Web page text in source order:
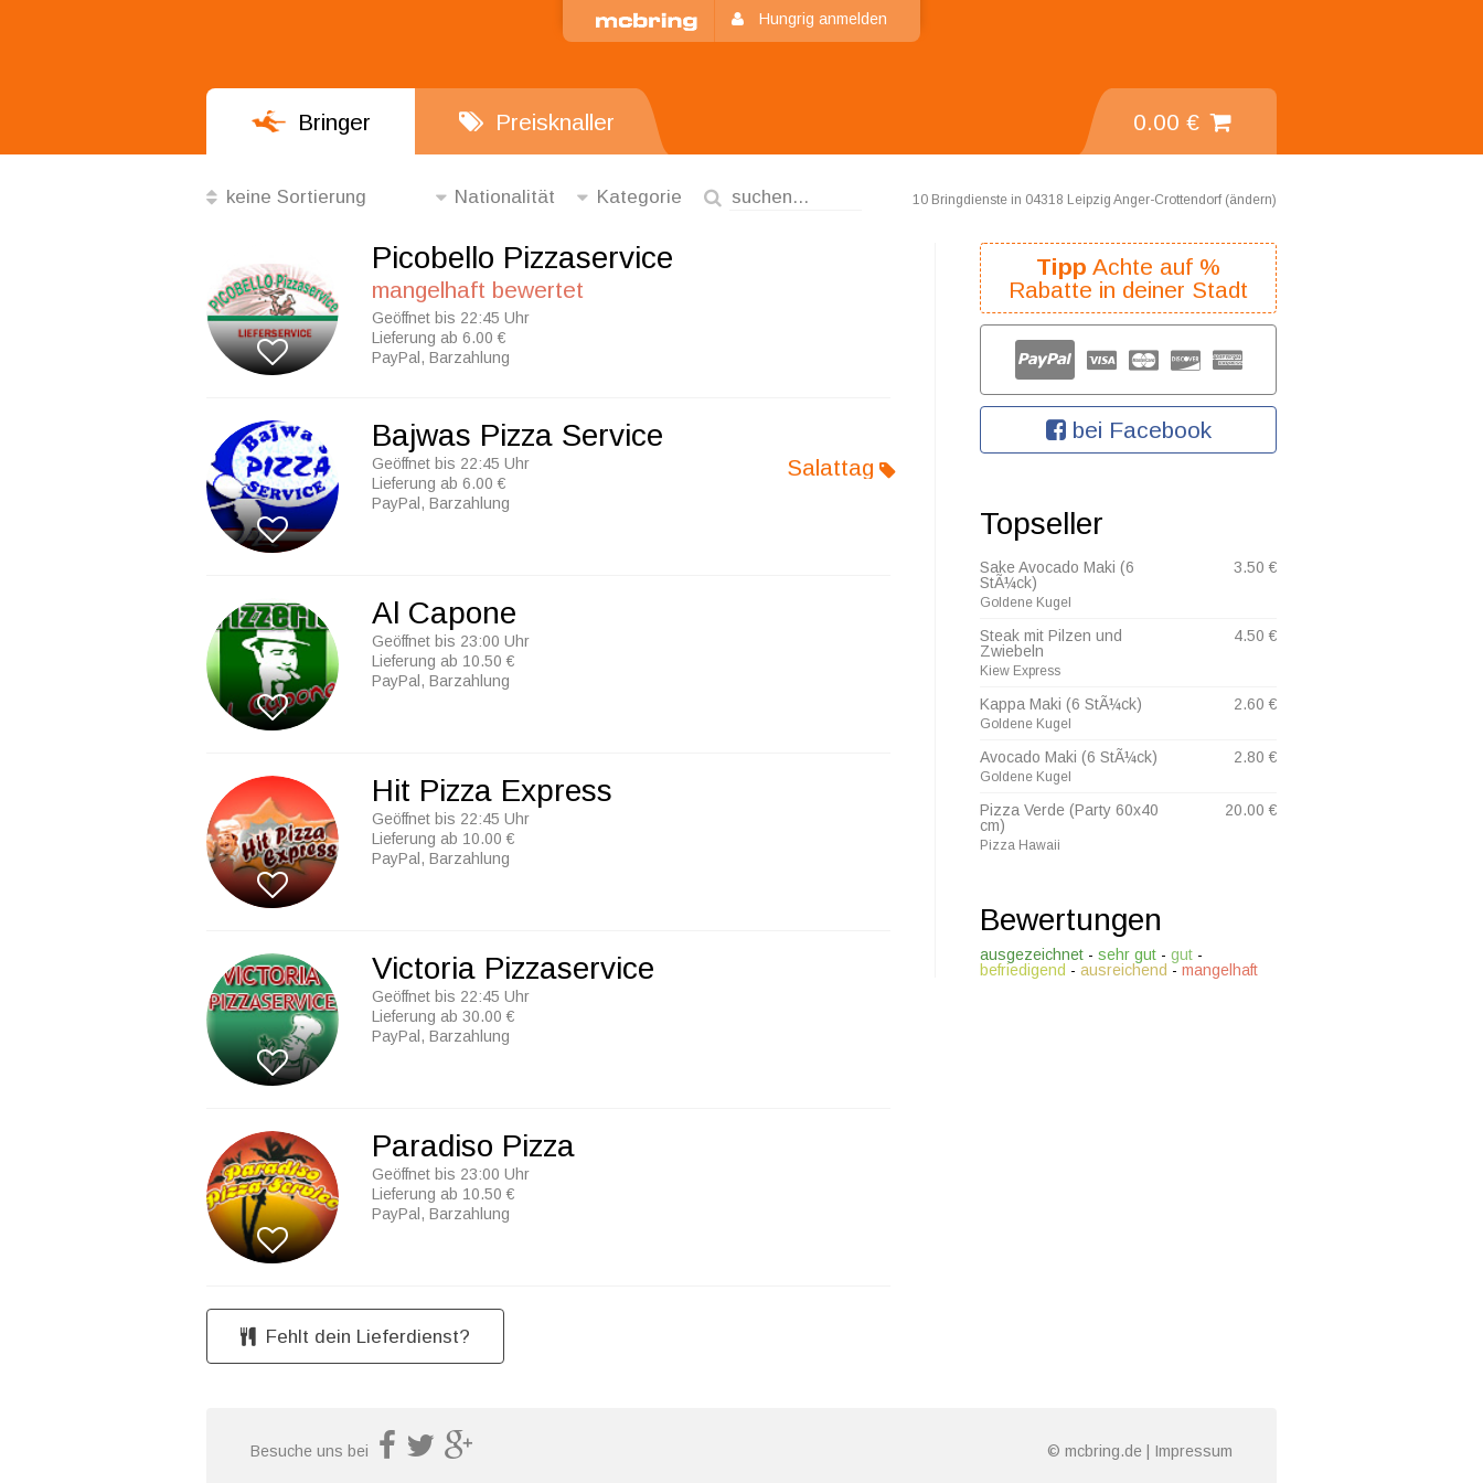
Hungrig anmelden
Bringer Preisknaller 0.00 €
keine Sortierung
die Beliebtesten
nach Mindestbestellwert
Alphabetisch
Nationalität Kategorie 10 Bringdienste in 04318 Leipzig Anger-Crottendorf (ändern)
Picobello Pizzaservice
mangelhaft bewertet
Geöffnet bis 22:45 Uhr
Lieferung ab 6.00 €
PayPal, Barzahlung
Bajwas Pizza Service
Geöffnet bis 22:45 Uhr
Lieferung ab 6.00 €
PayPal, Barzahlung
Salattag
Al Capone
Geöffnet bis 23:00 Uhr
Lieferung ab 10.50 €
PayPal, Barzahlung
Hit Pizza Express
Geöffnet bis 22:45 Uhr
Lieferung ab 10.00 €
PayPal, Barzahlung
Victoria Pizzaservice
Geöffnet bis 22:45 Uhr
Lieferung ab 30.00 €
PayPal, Barzahlung
Paradiso Pizza
Geöffnet bis 23:00 Uhr
Lieferung ab 10.50 €
PayPal, Barzahlung
Fehlt dein Lieferdienst?
Tipp Achte auf %
Rabatte in deiner Stadt
bei Facebook
Topseller
Sake Avocado Maki (6
StÃ¼ck)
Goldene Kugel
3.50 €
Steak mit Pilzen und
Zwiebeln
Kiew Express
4.50 €
Kappa Maki (6 StÃ¼ck)
Goldene Kugel
2.60 €
Avocado Maki (6 StÃ¼ck)
Goldene Kugel
2.80 €
Pizza Verde (Party 60x40
cm)
Pizza Hawaii
20.00 €
Bewertungen
ausgezeichnet - sehr gut - gut -
befriedigend - ausreichend - mangelhaft
Besuche uns bei © mcbring.de | Impressum